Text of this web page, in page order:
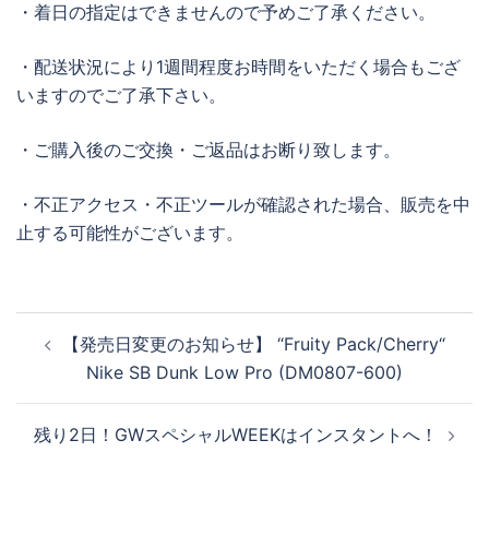
・着日の指定はできませんので予めご了承ください。
・配送状況により1週間程度お時間をいただく場合もござ
いますのでご了承下さい。
・ご購入後のご交換・ご返品はお断り致します。
・不正アクセス・不正ツールが確認された場合、販売を中
止する可能性がございます。
ゲ
【発売日変更のお知らせ】 “Fruity Pack/Cherry“
Nike SB Dunk Low Pro (DM0807-600)
残り2日！GWスペシャルWEEKはインスタントへ！